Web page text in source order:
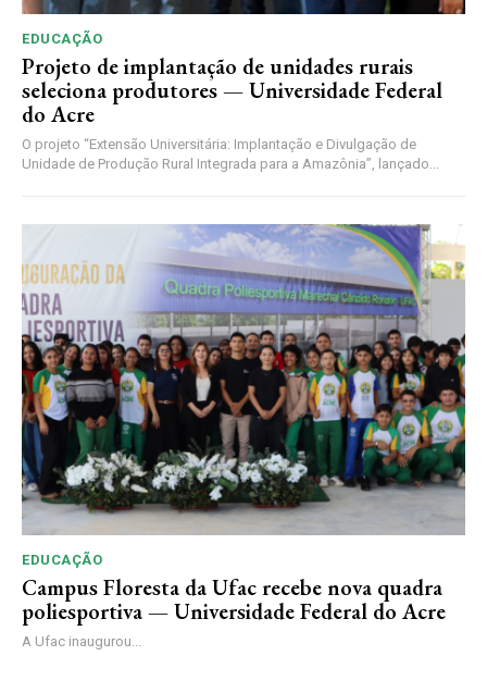
EDUCAÇÃO
Projeto de implantação de unidades rurais
seleciona produtores — Universidade Federal
do Acre
O projeto “Extensão Universitária: Implantação e Divulgação de
Unidade de Produção Rural Integrada para a Amazônia”, lançado...
EDUCAÇÃO
Campus Floresta da Ufac recebe nova quadra
poliesportiva — Universidade Federal do Acre
A Ufac inaugurou...